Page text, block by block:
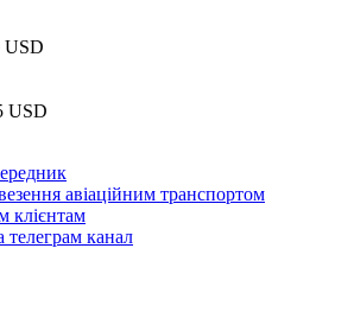
USD
USD
авіаційним транспортом
клієнтам
телеграм канал